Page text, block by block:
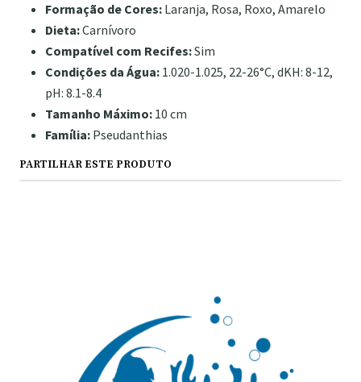
Formação de Cores: Laranja, Rosa, Roxo, Amarelo
Dieta:Carnívoro
Compatível com Recifes:Sim
Condições da Água: 1.020-1.025, 22-26°C, dKH: 8-12,
pH: 8.1-8.4
Tamanho Máximo: 10 cm
Família: Pseudanthias
PARTILHAR ESTE PRODUTO